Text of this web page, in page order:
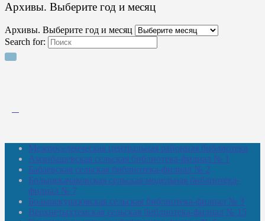
Архивы. Выберите год и месяц
Архивы. Выберите год и месяц
Search for:
Межпоселенческая центральная районная библиотека
Амзибашевская сельская библиотека-филиал № 1
Бабаевская сельская библиотека-филиал № 2
Большекачаковская сельская модельная библиотека-
филиал № 7
Большекуразовская сельская библиотека-филиал № 3
Верхнетыхтемская сельская библиотека-филиал № 15